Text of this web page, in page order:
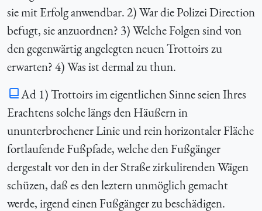
sie mit Erfolg anwendbar. 2) War die Polizei Direction
befugt, sie anzuordnen? 3) Welche Folgen sind von
den gegenwärtig angelegten neuen Trottoirs zu
erwarten? 4) Was ist dermal zu thun.
Ad 1) Trottoirs im eigentlichen Sinne seien Ihres
Erachtens solche längs den Häußern in
ununterbrochener Linie und rein horizontaler Fläche
fortlaufende Fußpfade, welche den Fußgänger
dergestalt vor den in der Straße zirkulirenden Wägen
schüzen, daß es den leztern unmöglich gemacht
werde, irgend einen Fußgänger zu beschädigen.